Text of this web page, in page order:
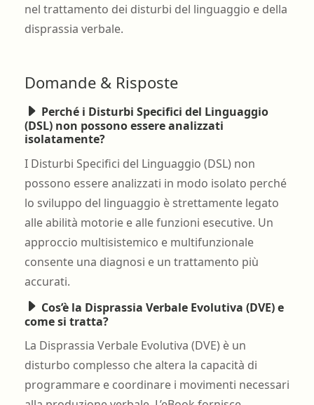
nel trattamento dei disturbi del linguaggio e della
disprassia verbale.
Domande & Risposte
Perché i Disturbi Specifici del Linguaggio
(DSL) non possono essere analizzati
isolatamente?
I Disturbi Specifici del Linguaggio (DSL) non
possono essere analizzati in modo isolato perché
lo sviluppo del linguaggio è strettamente legato
alle abilità motorie e alle funzioni esecutive. Un
approccio multisistemico e multifunzionale
consente una diagnosi e un trattamento più
accurati.
Cos’è la Disprassia Verbale Evolutiva (DVE) e
come si tratta?
La Disprassia Verbale Evolutiva (DVE) è un
disturbo complesso che altera la capacità di
programmare e coordinare i movimenti necessari